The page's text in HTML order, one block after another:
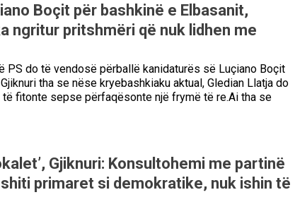
Boçit për bashkinë e Elbasanit,
ngritur pritshmëri që nuk lidhen me
PS do të vendosë përballë kanidaturës së Luçiano Boçit
tha se nëse kryebashkiaku aktual, Gledian Llatja do
fitonte sepse përfaqësonte një frymë të re.Ai tha se
Gjiknuri: Konsultohemi me partinë
primaret si demokratike, nuk ishin të